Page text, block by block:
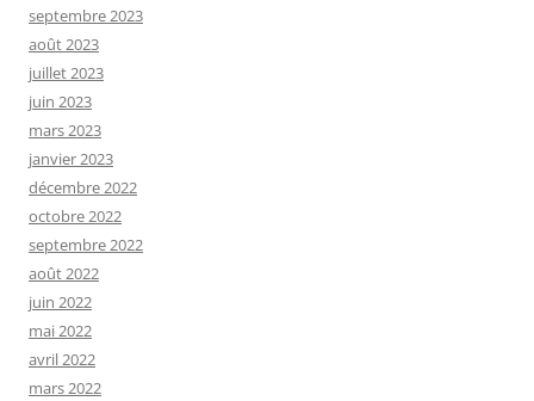
septembre 2023
août 2023
juillet 2023
juin 2023
mars 2023
janvier 2023
décembre 2022
octobre 2022
septembre 2022
août 2022
juin 2022
mai 2022
avril 2022
mars 2022